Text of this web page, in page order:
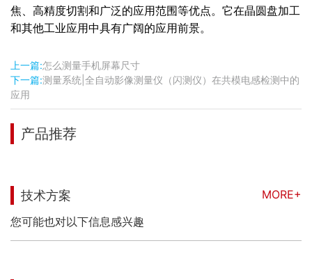
焦、高精度切割和广泛的应用范围等优点。它在晶圆盘加工
和其他工业应用中具有广阔的应用前景。
上一篇:怎么测量手机屏幕尺寸
下一篇:测量系统|全自动影像测量仪（闪测仪）在共模电感检测中的
应用
产品推荐
技术方案
MORE+
您可能也对以下信息感兴趣